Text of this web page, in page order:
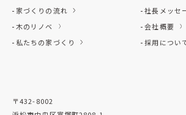
家づくりの流れ
木のリノベ
私たちの家づくり
社長メッセ
会社概要
採用につい
〒432-8002